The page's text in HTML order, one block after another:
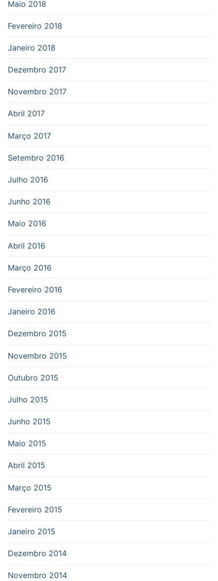
Maio 2018
Fevereiro 2018
Janeiro 2018
Dezembro 2017
Novembro 2017
Abril 2017
Março 2017
Setembro 2016
Julho 2016
Junho 2016
Maio 2016
Abril 2016
Março 2016
Fevereiro 2016
Janeiro 2016
Dezembro 2015
Novembro 2015
Outubro 2015
Julho 2015
Junho 2015
Maio 2015
Abril 2015
Março 2015
Fevereiro 2015
Janeiro 2015
Dezembro 2014
Novembro 2014